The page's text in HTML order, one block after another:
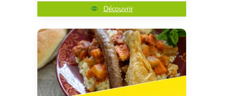
Découvrir